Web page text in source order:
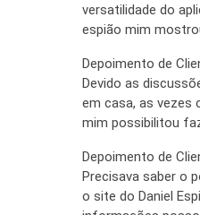
versatilidade do
espião mim
Depoimento de
Devido as
em casa, as vezes
mim possibilitou
Depoimento de
Precisava saber o
o site do Daniel